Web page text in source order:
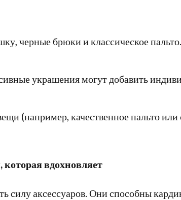
черные брюки и классическое
украшения могут добавить
(например, качественное пальто
вдохновляет
силу аксессуаров. Они способны